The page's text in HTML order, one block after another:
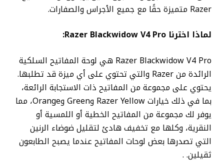
Razer متميزة حقًا مع جميع الأجراس والصفارات.
لماذا اخترنا Razer Blackwidow V4 Pro:
Razer Blackwidow V4 Pro هي لوحة المفاتيح السلكية
الرائدة من Razer والتي تحتوي على أي ميزة قد تطلبها.
يحتوي على مجموعة من المفاتيح ذات الاستجابة الرائعة،
بما في ذلك خيارات Razer Yellow وGreen وOrange، مما
يوفر لك مجموعة من المفاتيح الخطية أو اللمسية أو
النقرية، وكلها مع تخفيف هادئ لتقليل ضوضاء الرنين
التي تصدرها بعض لوحات المفاتيح عندما يصبح الطابعون
ثقيلين. .